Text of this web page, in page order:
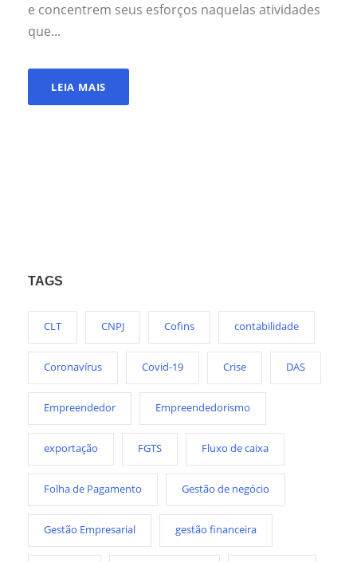
e concentrem seus esforços naquelas atividades
que...
LEIA MAIS
TAGS
CLT CNPJ Cofins contabilidade
Coronavírus Covid-19 Crise DAS
Empreendedor Empreendedorismo
exportação FGTS Fluxo de caixa
Folha de Pagamento Gestão de negócio
Gestão Empresarial gestão financeira